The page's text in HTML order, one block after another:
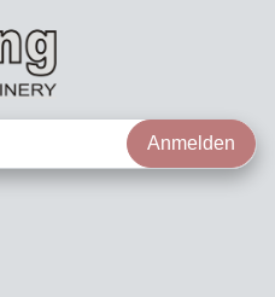
Anmelden